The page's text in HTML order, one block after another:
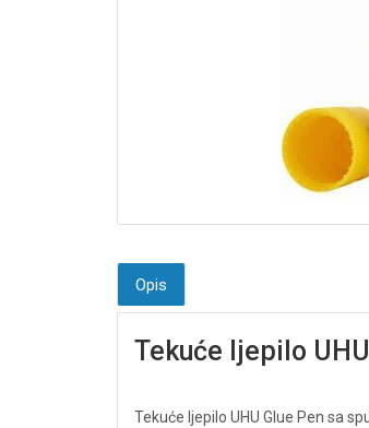
Opis
Tekuće ljepilo
Tekuće ljepilo UHU Glue Pen sa